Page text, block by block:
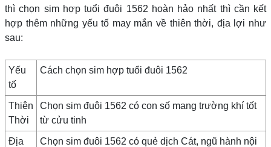
thì chọn sim hợp tuổi đuôi 1562 hoàn hảo nhất thì cần kết
hợp thêm những yếu tố may mắn về thiên thời, địa lợi như
sau:
Yếu
tố
Cách chọn sim hợp tuổi đuôi 1562
Thiên
Thời
Chọn sim đuôi 1562 có con số mang trường khí tốt
từ cửu tinh
Địa
Chọn sim đuôi 1562 có quẻ dịch Cát, ngũ hành nội